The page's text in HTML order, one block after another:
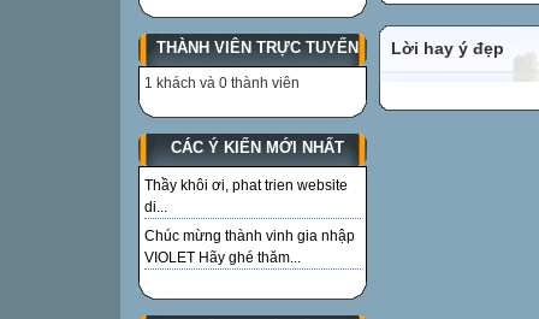
THÀNH VIÊN TRỰC TUYẾN
1 khách và 0 thành viên
CÁC Ý KIẾN MỚI NHẤT
Thầy khôi ơi, phat trien website
di...
Chúc mừng thành vinh gia nhập
VIOLET Hãy ghé thăm...
Lời hay ý đẹp